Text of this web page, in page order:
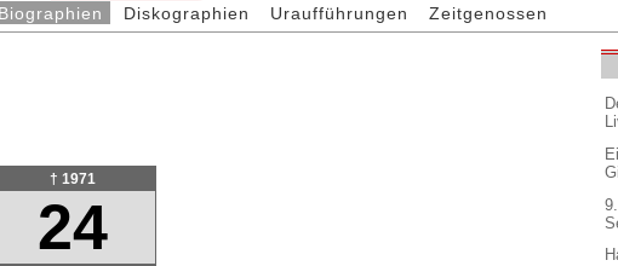
Biographien Diskographien Uraufführungen Zeitgenossen
† 1971
24